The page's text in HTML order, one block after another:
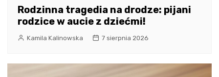
Rodzinna tragedia na drodze: pijani
rodzice w aucie z dziećmi!
Kamila Kalinowska 7 sierpnia 2026